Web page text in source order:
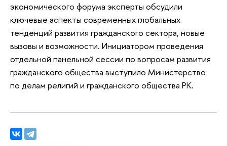
экономического форума эксперты обсудили
ключевые аспекты современных глобальных
тенденций развития гражданского сектора, новые
вызовы и возможности. Инициатором проведения
отдельной панельной сессии по вопросам развития
гражданского общества выступило Министерство
по делам религий и гражданского общества РК.